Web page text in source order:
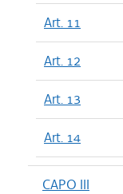
Art. 11
Art. 12
Art. 13
Art. 14
CAPO III